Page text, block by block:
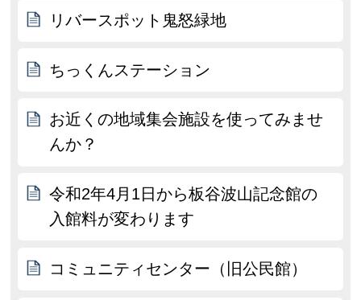
リバースポット鬼怒緑地
ちっくんステーション
お近くの地域集会施設を使ってみませ
んか？
令和2年4月1日から板谷波山記念館の
入館料が変わります
コミュニティセンター（旧公民館）